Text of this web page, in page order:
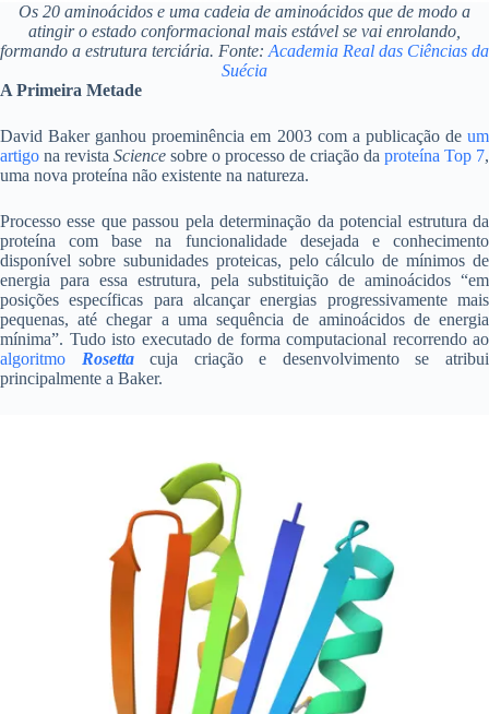
Os 20 aminoácidos e uma cadeia de aminoácidos que de modo a
atingir o estado conformacional mais estável se vai enrolando,
formando a estrutura terciária. Fonte: Academia Real das Ciências da
Suécia
A Primeira Metade
David Baker ganhou proeminência em 2003 com a publicação de um
artigo na revista Science sobre o processo de criação da proteína Top 7,
uma nova proteína não existente na natureza.
Processo esse que passou pela determinação da potencial estrutura da
proteína com base na funcionalidade desejada e conhecimento
disponível sobre subunidades proteicas, pelo cálculo de mínimos de
energia para essa estrutura, pela substituição de aminoácidos “em
posições específicas para alcançar energias progressivamente mais
pequenas, até chegar a uma sequência de aminoácidos de energia
mínima”. Tudo isto executado de forma computacional recorrendo ao
algoritmo Rosettacuja criação e desenvolvimento se atribui
principalmente a Baker.